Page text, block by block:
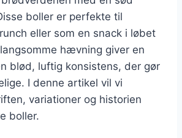
boller er perfekte til
eller som en snack i løbet
hævning giver en
blød, luftig konsistens, der gør
I denne artikel vil vi
variationer og historien
boller.